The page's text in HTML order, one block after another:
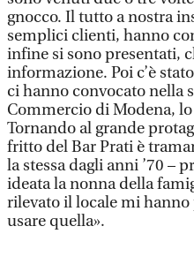
gnocco. Il tutto a nostra
semplici clienti, hanno
infine si sono presentati,
informazione. Poi c’è
ci hanno convocato nella
Commercio di Modena,
Tornando al grande
fritto del Bar Prati è
la stessa dagli anni ’70 –
ideata la nonna della
rilevato il locale mi
usare quella».